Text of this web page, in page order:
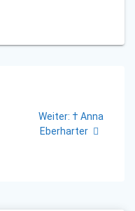
Weiter: Nächster
Beitrag:
† Anna
Eberharter